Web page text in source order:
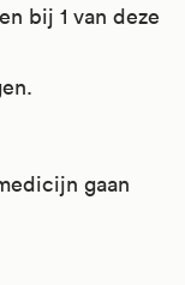
bij 1 van deze
gaan